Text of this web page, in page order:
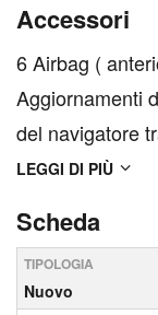
Accessori
6 Airbag (
Aggiornamenti
del navigatore
Aggiornamenti
anno,
mappe del
LEGGI DI PIÙ
Scheda
TIPOLOGIA
Nuovo